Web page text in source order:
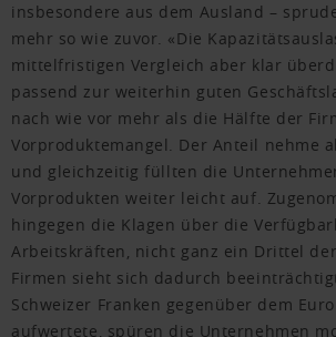
insbesondere aus dem Ausland –
mehr so wie zuvor. «Die
mittelfristigen Vergleich aber klar
passend zur weiterhin guten
nach wie vor mehr als die Hälfte der
Vorproduktemangel. Der Anteil nehme
und gleichzeitig füllten die
Vorprodukten weiter leicht auf.
hingegen die Klagen über die
Arbeitskräften, nicht ganz ein Drittel
Firmen sieht sich dadurch
Schweizer Franken gegenüber dem
aufwertete, spüren die Unternehmen